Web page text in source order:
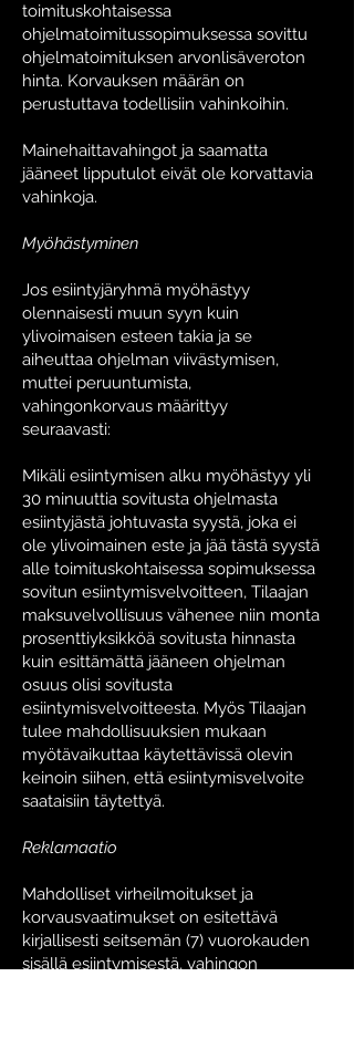
toimituskohtaisessa
ohjelmatoimitussopimuksessa sovittu
ohjelmatoimituksen arvonlisäveroton
hinta. Korvauksen määrän on
perustuttava todellisiin vahinkoihin.
Mainehaittavahingot ja saamatta
jääneet lipputulot eivät ole korvattavia
vahinkoja.
Myöhästyminen
Jos esiintyjäryhmä myöhästyy
olennaisesti muun syyn kuin
ylivoimaisen esteen takia ja se
aiheuttaa ohjelman viivästymisen,
muttei peruuntumista,
vahingonkorvaus määrittyy
seuraavasti:
Mikäli esiintymisen alku myöhästyy yli
30 minuuttia sovitusta ohjelmasta
esiintyjästä johtuvasta syystä, joka ei
ole ylivoimainen este ja jää tästä syystä
alle toimituskohtaisessa sopimuksessa
sovitun esiintymisvelvoitteen, Tilaajan
maksuvelvollisuus vähenee niin monta
prosenttiyksikköä sovitusta hinnasta
kuin esittämättä jääneen ohjelman
osuus olisi sovitusta
esiintymisvelvoitteesta. Myös Tilaajan
tulee mahdollisuuksien mukaan
myötävaikuttaa käytettävissä olevin
keinoin siihen, että esiintymisvelvoite
saataisiin täytettyä.
Reklamaatio
Mahdolliset virheilmoitukset ja
korvausvaatimukset on esitettävä
kirjallisesti seitsemän (7) vuorokauden
sisällä esiintymisestä, vahingon